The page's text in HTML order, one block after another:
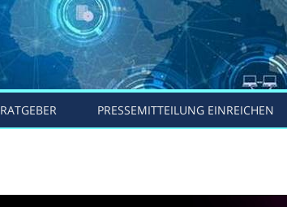
RATGEBER PRESSEMITTEILUNG EINREICHEN